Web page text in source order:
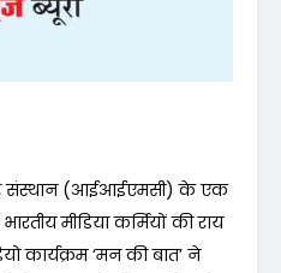
संस्थान (आईआईएमसी) के एक
मीडिया कर्मियों की राय
कार्यक्रम ‘मन की बात’ ने